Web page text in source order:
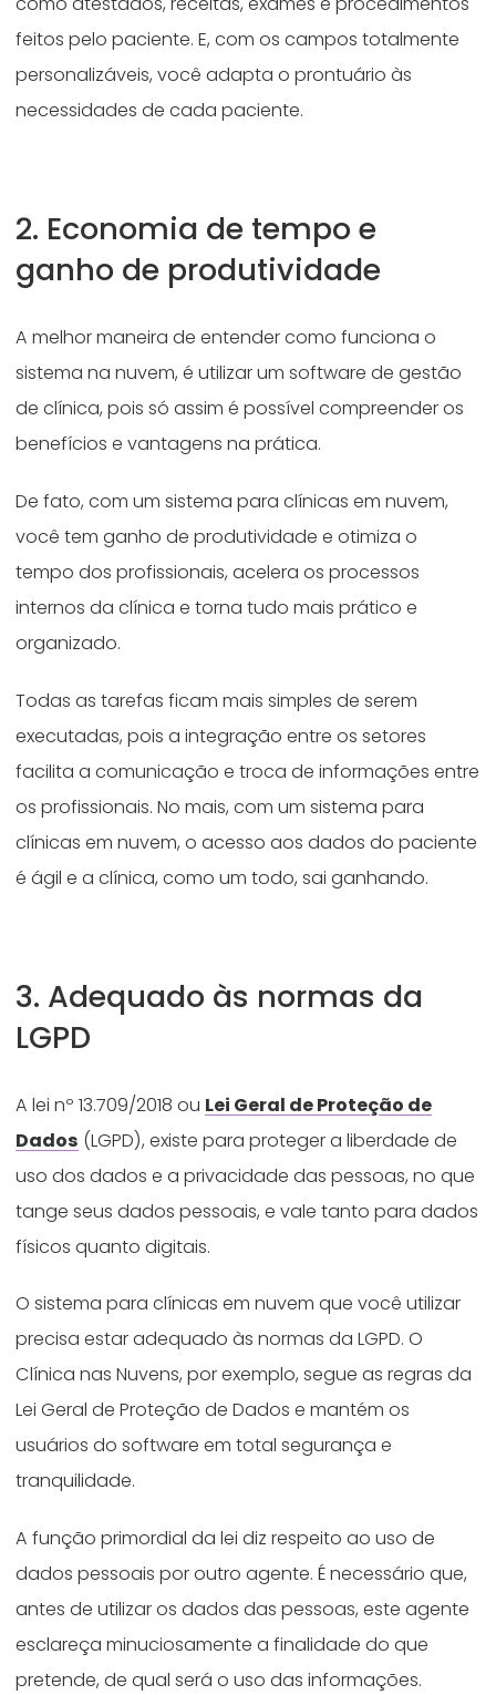
feitos pelo paciente. E, com os campos totalmente
personalizáveis, você adapta o prontuário às
necessidades de cada paciente.
2. Economia de tempo e
ganho de produtividade
A melhor maneira de entender como funciona o
sistema na nuvem, é utilizar um software de gestão
de clínica, pois só assim é possível compreender os
benefícios e vantagens na prática.
De fato, com um sistema para clínicas em nuvem,
você tem ganho de produtividade e otimiza o
tempo dos profissionais, acelera os processos
internos da clínica e torna tudo mais prático e
organizado.
Todas as tarefas ficam mais simples de serem
executadas, pois a integração entre os setores
facilita a comunicação e troca de informações entre
os profissionais. No mais, com um sistema para
clínicas em nuvem, o acesso aos dados do paciente
é ágil e a clínica, como um todo, sai ganhando.
3. Adequado às normas da
LGPD
A lei nº 13.709/2018 ou Lei Geral de Proteção de
Dados (LGPD), existe para proteger a liberdade de
uso dos dados e a privacidade das pessoas, no que
tange seus dados pessoais, e vale tanto para dados
físicos quanto digitais.
O sistema para clínicas em nuvem que você utilizar
precisa estar adequado às normas da LGPD. O
Clínica nas Nuvens, por exemplo, segue as regras da
Lei Geral de Proteção de Dados e mantém os
usuários do software em total segurança e
tranquilidade.
A função primordial da lei diz respeito ao uso de
dados pessoais por outro agente. É necessário que,
antes de utilizar os dados das pessoas, este agente
esclareça minuciosamente a finalidade do que
pretende, de qual será o uso das informações.